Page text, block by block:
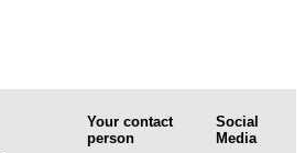
Your contact
person
Social
Media